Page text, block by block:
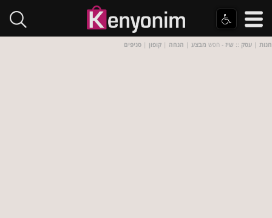
חנות | עסק :: שיז - חפש מבצע | הנחה | קופון | סניפים